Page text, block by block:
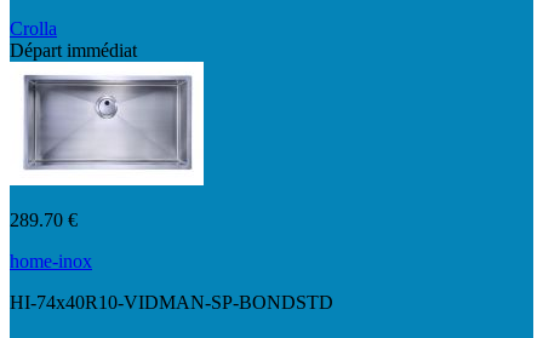
Crolla
7760NK
Départ immédiat
289.70 €
home-inox
HI-74x40R10-VIDMAN-SP-BONDSTD